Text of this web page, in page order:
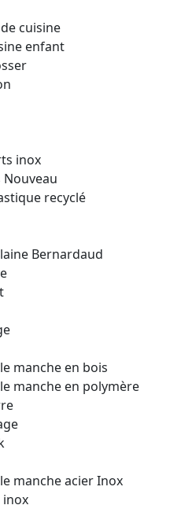
cuisine
enfant
inox
Nouveau
recyclé
Bernardaud
manche en bois
manche en polymère
manche acier Inox
inox